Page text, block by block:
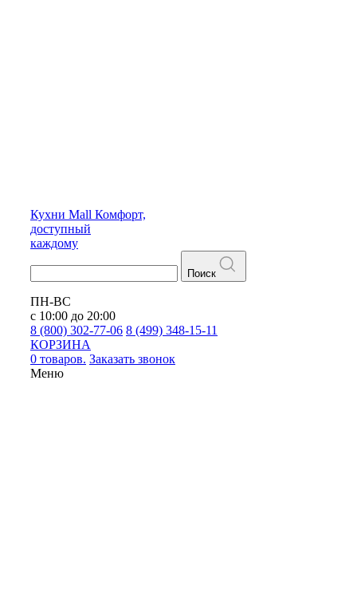
Кухни Mall Комфорт,
доступный
каждому
Поиск
ПН-ВС
с 10:00 до 20:00
8 (800) 302-77-06 8 (499) 348-15-11
КОРЗИНА
0 товаров. Заказать звонок
Меню